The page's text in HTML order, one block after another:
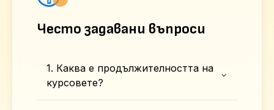
Често задавани въпроси
1. Каква е продължителността на
курсовете?